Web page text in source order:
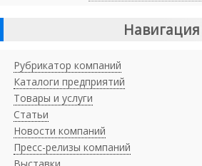
Навигация
Рубрикатор компаний
Каталоги предприятий
Товары и услуги
Статьи
Новости компаний
Пресс-релизы компаний